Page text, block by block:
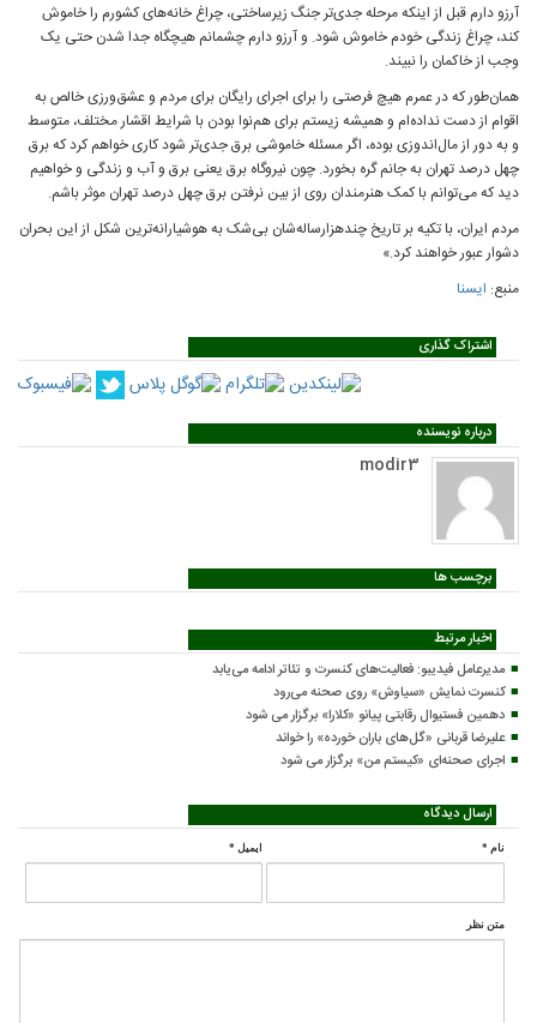
آرزو دارم قبل از اینکه مرحله جدی‌تر جنگ زیرساختی، چراغ خانه‌های کشورم را خاموش
کند، چراغ زندگی خودم خاموش شود. و آرزو دارم چشمانم هیچگاه جدا شدن حتی یک
وجب از خاکمان را نبیند.
همان‌طور که در عمرم هیچ فرصتی را برای اجرای رایگان برای مردم و عشق‌ورزی خالص به
اقوام از دست نداده‌ام و همیشه زیستم برای هم‌نوا بودن با شرایط اقشار مختلف، متوسط
و به دور از مال‌اندوزی بوده، اگر مسئله‌ خاموشی برق جدی‌تر شود کاری خواهم کرد که برق
چهل درصد تهران به جانم گره بخورد. چون نیروگاه برق یعنی برق و آب و زندگی و خواهیم
دید که می‌توانم با کمک هنرمندان روی از بین نرفتن برق چهل درصد تهران موثر باشم.
مردم ایران، با تکیه بر تاریخ چندهزارساله‌شان بی‌شک به هوشیارانه‌ترین شکل از این بحران
دشوار عبور خواهند کرد.»
منبع: ایسنا
اشتراک گذاری
درباره نویسنده
modir3
برچسب ها
اخبار مرتبط
مدیرعامل فیدیبو: فعالیت‌های کنسرت و تئاتر ادامه می‌یابد
کنسرت‌ نمایش «سیاوش» روی صحنه می‌رود
دهمین فستیوال رقابتی پیانو «کلارا» برگزار می شود
علیرضا قربانی «گل‌های باران خورده» را خواند
اجرای صحنه‌ای «کیستم من» برگزار می شود
ارسال دیدگاه
نام * ایمیل *
متن نظر